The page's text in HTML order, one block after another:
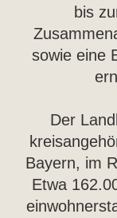
bis
sowie eine
Der
Bayern, im
Etwa